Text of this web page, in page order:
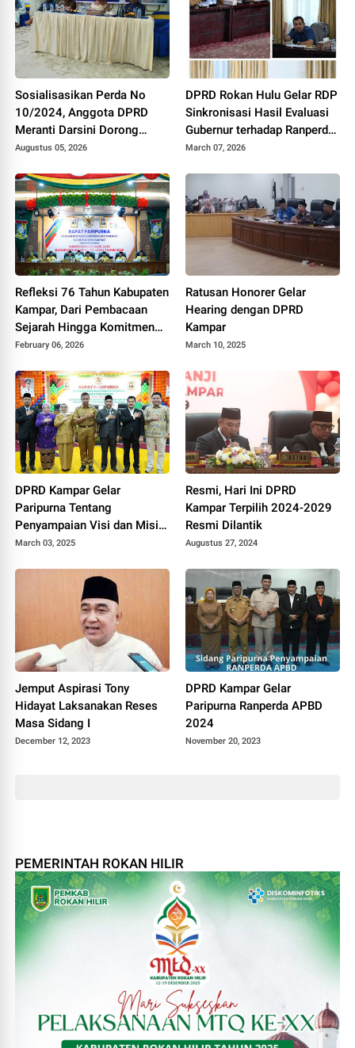
Sosialisasikan Perda No
10/2024, Anggota DPRD
Meranti Darsini Dorong
Penguatan Koperasi dan
Augustus 05, 2026
DPRD Rokan Hulu Gelar RDP
Sinkronisasi Hasil Evaluasi
Gubernur terhadap Ranperda
APBD 2026
March 07, 2026
Refleksi 76 Tahun Kabupaten
Kampar, Dari Pembacaan
Sejarah Hingga Komitmen
Tata Kelola Pemerintahan
February 06, 2026
Ratusan Honorer Gelar
Hearing dengan DPRD
Kampar
March 10, 2025
DPRD Kampar Gelar
Paripurna Tentang
Penyampaian Visi dan Misi
Bupati
March 03, 2025
Resmi, Hari Ini DPRD
Kampar Terpilih 2024-2029
Resmi Dilantik
Augustus 27, 2024
Jemput Aspirasi Tony
Hidayat Laksanakan Reses
Masa Sidang I
December 12, 2023
DPRD Kampar Gelar
Paripurna Ranperda APBD
2024
November 20, 2023
PEMERINTAH ROKAN HILIR